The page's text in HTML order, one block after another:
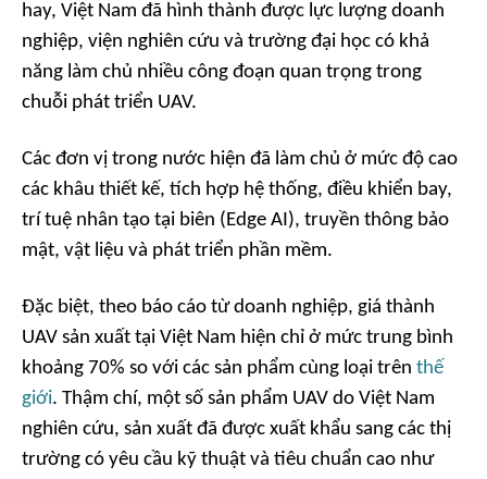
hay, Việt Nam đã hình thành được lực lượng doanh
nghiệp, viện nghiên cứu và trường đại học có khả
năng làm chủ nhiều công đoạn quan trọng trong
chuỗi phát triển UAV.
Các đơn vị trong nước hiện đã làm chủ ở mức độ cao
các khâu thiết kế, tích hợp hệ thống, điều khiển bay,
trí tuệ nhân tạo tại biên (Edge AI), truyền thông bảo
mật, vật liệu và phát triển phần mềm.
Đặc biệt, theo báo cáo từ doanh nghiệp, giá thành
UAV sản xuất tại Việt Nam hiện chỉ ở mức trung bình
khoảng 70% so với các sản phẩm cùng loại trên thế
giới. Thậm chí, một số sản phẩm UAV do Việt Nam
nghiên cứu, sản xuất đã được xuất khẩu sang các thị
trường có yêu cầu kỹ thuật và tiêu chuẩn cao như